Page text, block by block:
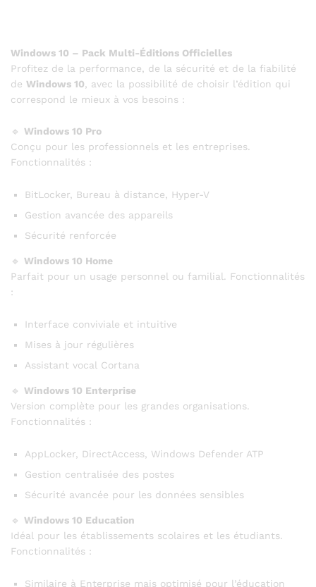
Windows 10 – Pack Multi-Éditions Officielles
Profitez de la performance, de la sécurité et de la fiabilité
de Windows 10 , avec la possibilité de choisir l’édition qui
correspond le mieux à vos besoins :
🔹 Windows 10 Pro
Conçu pour les professionnels et les entreprises.
Fonctionnalités :
BitLocker, Bureau à distance, Hyper-V
Gestion avancée des appareils
Sécurité renforcée
🔹 Windows 10 Home
Parfait pour un usage personnel ou familial. Fonctionnalités
:
Interface conviviale et intuitive
Mises à jour régulières
Assistant vocal Cortana
🔹 Windows 10 Enterprise
Version complète pour les grandes organisations.
Fonctionnalités :
AppLocker, DirectAccess, Windows Defender ATP
Gestion centralisée des postes
Sécurité avancée pour les données sensibles
🔹 Windows 10 Education
Idéal pour les établissements scolaires et les étudiants.
Fonctionnalités :
Similaire à Enterprise mais optimisé pour l’éducation